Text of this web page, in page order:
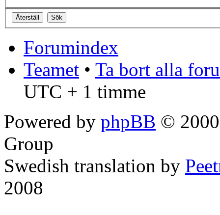
Forumindex
Teamet • Ta bort alla
UTC + 1 timme
Powered by phpBB ©
Group
Swedish translation by
2008